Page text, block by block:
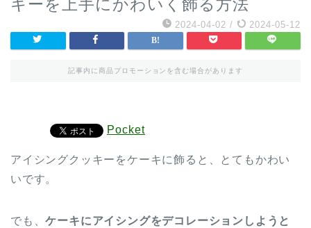
キーを上手にかわいく飾る方法
2024-04-02 / 2024-05-12
記事内に商品プロモーションを含む場合があります
Pocket
アイシングクッキーをケーキに飾ると、とてもかわい
いです。
でも、ケーキにアイシングをデコレーションしようと